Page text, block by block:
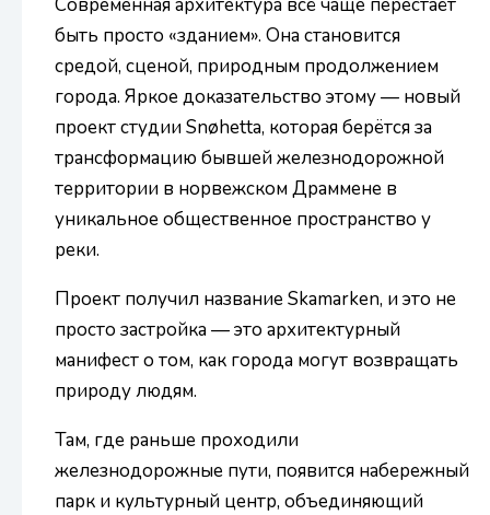
быть просто «зданием». Она становится
средой, сценой, природным продолжением
города. Яркое доказательство этому — новый
проект студии Snøhetta, которая берётся за
трансформацию бывшей железнодорожной
территории в норвежском Драммене в
уникальное общественное пространство у
реки.
Проект получил название Skamarken, и это не
просто застройка — это архитектурный
манифест о том, как города могут возвращать
природу людям.
Там, где раньше проходили
железнодорожные пути, появится набережный
парк и культурный центр, объединяющий